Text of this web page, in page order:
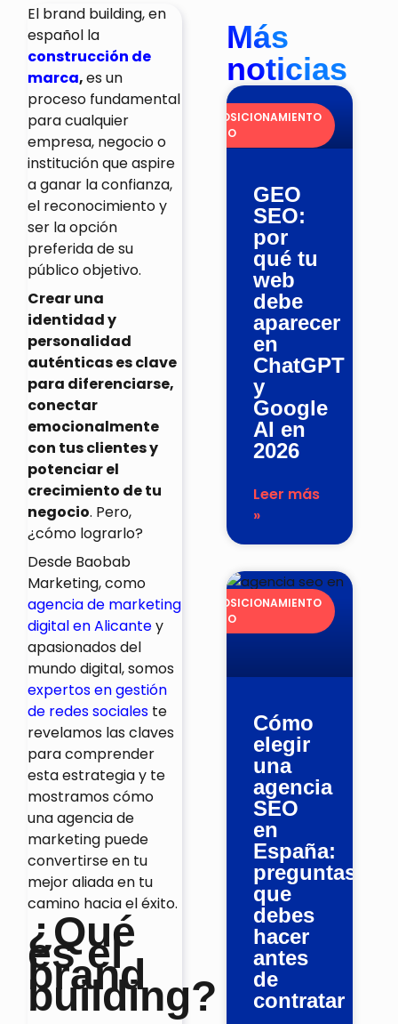
El brand building, en
español la
construcción de
marca,es un
proceso fundamental
para cualquier
empresa, negocio o
institución que aspire
a ganar la confianza,
el reconocimiento y
ser la opción
preferida de su
público objetivo.
Crear una
identidad y
personalidad
auténticas es clave
para diferenciarse,
conectar
emocionalmente
con tus clientes y
potenciar el
crecimiento de tu
negocio. Pero,
¿cómo lograrlo?
Desde Baobab
Marketing, como
agencia de marketing
digital en Alicantey
apasionados del
mundo digital, somos
expertos en gestión
de redes sociales te
revelamos las claves
para comprender
esta estrategia y te
mostramos cómo
una agencia de
marketing puede
convertirse en tu
mejor aliada en tu
camino hacia el éxito.
¿Qué
es el
brand
building?
Más
noticias
POSICIONAMIENTO
SEO
GEO
SEO:
por
qué tu
web
debe
aparecer
en
ChatGPT
y
Google
AI en
2026
Leer más
»
POSICIONAMIENTO
SEO
Cómo
elegir
una
agencia
SEO
en
España:
preguntas
que
debes
hacer
antes
de
contratar